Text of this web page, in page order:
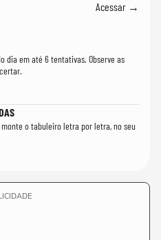
Acessar →
dia em até 6 tentativas. Observe as
o tabuleiro letra por letra, no seu